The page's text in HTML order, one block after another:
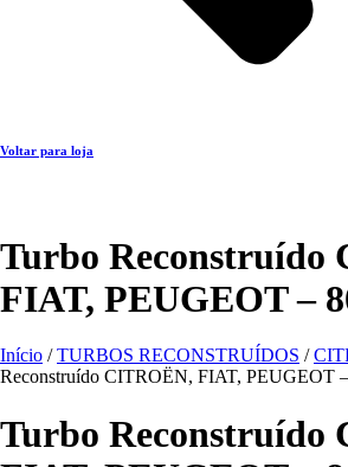
Voltar para loja
Turbo Reconstruído
FIAT, PEUGEOT –
Início /TURBOS RECONSTRUÍDOS /
Reconstruído CITROËN, FIAT, PEUGEOT
Turbo Reconstruído